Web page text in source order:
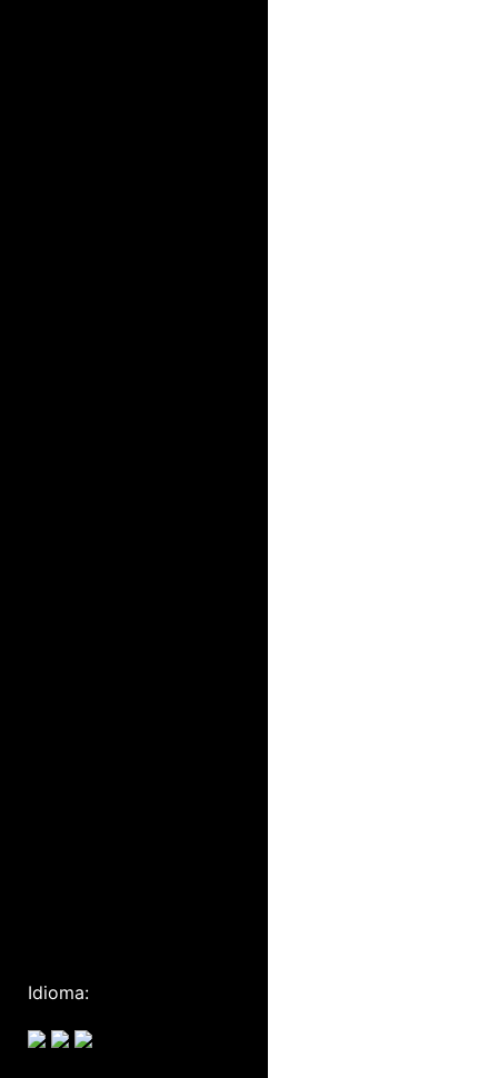
Idioma: